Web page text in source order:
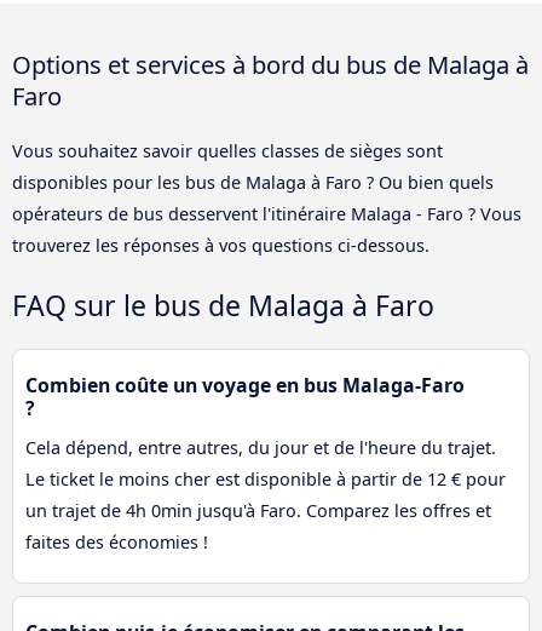
Options et services à bord du bus de Malaga à
Faro
Vous souhaitez savoir quelles classes de sièges sont
disponibles pour les bus de Malaga à Faro ? Ou bien quels
opérateurs de bus desservent l'itinéraire Malaga - Faro ? Vous
trouverez les réponses à vos questions ci-dessous.
FAQ sur le bus de Malaga à Faro
Combien coûte un voyage en bus Malaga-Faro
?
Cela dépend, entre autres, du jour et de l'heure du trajet.
Le ticket le moins cher est disponible à partir de 12 € pour
un trajet de 4h 0min jusqu'à Faro. Comparez les offres et
faites des économies !